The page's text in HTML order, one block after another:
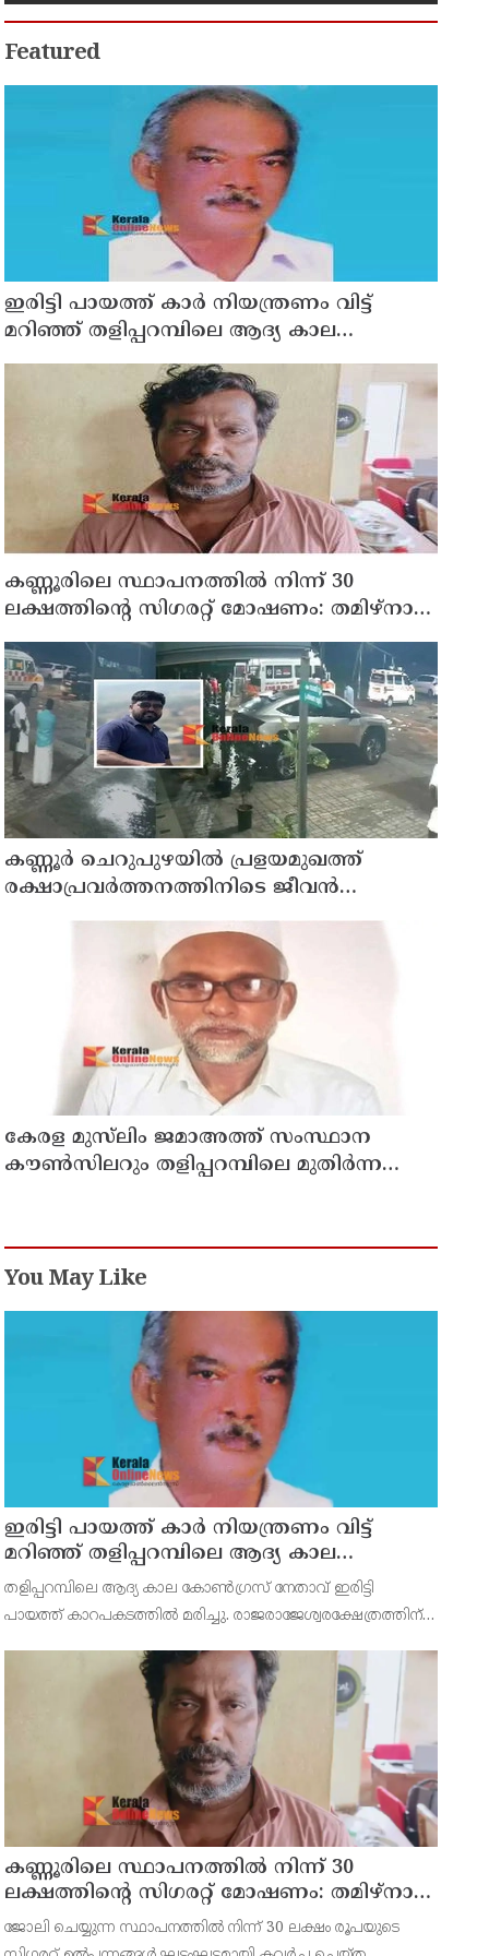
Featured
ഇരിട്ടി പായത്ത് കാർ നിയന്ത്രണം വിട്ട്
മറിഞ്ഞ് തളിപ്പറമ്പിലെ ആദ്യ കാല
കോണ്‍ഗ്രസ് നേതാവ് മരിച്ചു
കണ്ണൂരിലെ സ്ഥാപനത്തിൽ നിന്ന് 30
ലക്ഷത്തിന്റെ സിഗരറ്റ് മോഷണം: തമിഴ്‌നാട്
സ്വദേശിയായ സെയിൽസ്മാൻ
തെങ്കാശിയിൽ പിടിയിൽ
കണ്ണൂർ ചെറുപുഴയിൽ പ്രളയമുഖത്ത്
രക്ഷാപ്രവർത്തനത്തിനിടെ ജീവൻ
നഷ്ടപ്പെട്ട ആർ. രാജേഷിൻ്റെ ഭൗതിക
ശരീരത്തോട് അനാദരവ് കാണിച്ചതായി
കേരള മുസ്‌ലിം ജമാഅത്ത് സംസ്ഥാന
കൗൺസിലറും തളിപ്പറമ്പിലെ മുതിർന്ന
You May Like
ഇരിട്ടി പായത്ത് കാർ നിയന്ത്രണം വിട്ട്
മറിഞ്ഞ് തളിപ്പറമ്പിലെ ആദ്യ കാല
കോണ്‍ഗ്രസ് നേതാവ് മരിച്ചു
തളിപ്പറമ്പിലെ ആദ്യ കാല കോണ്‍ഗ്രസ് നേതാവ് ഇരിട്ടി
പായത്ത് കാറപകടത്തില്‍ മരിച്ചു. രാജരാജേശ്വരക്ഷേത്രത്തിന്
എം.കെ.കേശവനാ(74)ണ് മരിച്ചത്.
കണ്ണൂരിലെ സ്ഥാപനത്തിൽ നിന്ന് 30
ലക്ഷത്തിന്റെ സിഗരറ്റ് മോഷണം: തമിഴ്‌നാട്
സ്വദേശിയായ സെയിൽസ്മാൻ
തെങ്കാശിയിൽ പിടിയിൽ
ജോലി ചെയ്യുന്ന സ്ഥാപനത്തിൽ നിന്ന് 30 ലക്ഷം രൂപയുടെ